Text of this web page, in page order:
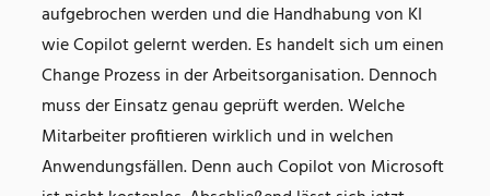
aufgebrochen werden und die Handhabung von KI
wie Copilot gelernt werden. Es handelt sich um einen
Change Prozess in der Arbeitsorganisation. Dennoch
muss der Einsatz genau geprüft werden. Welche
Mitarbeiter profitieren wirklich und in welchen
Anwendungsfällen. Denn auch Copilot von Microsoft